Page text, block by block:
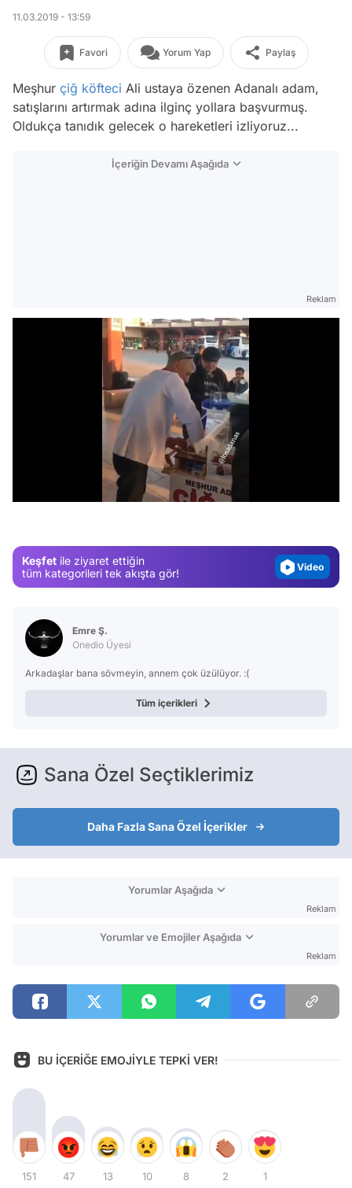
11.03.2019 - 13:59
Favori Yorum Yap Paylaş
Meşhur çiğ köfteci Ali ustaya özenen Adanalı adam,
satışlarını artırmak adına ilginç yollara başvurmuş.
Oldukça tanıdık gelecek o hareketleri izliyoruz...
İçeriğin Devamı Aşağıda
Reklam
Keşfet ile ziyaret ettiğin
tüm kategorileri tek akışta gör!
Video
Emre Ş.
Onedio Üyesi
Arkadaşlar bana sövmeyin, annem çok üzülüyor. :(
Tüm içerikleri
Sana Özel Seçtiklerimiz
Daha Fazla Sana Özel İçerikler
Yorumlar Aşağıda
Reklam
Yorumlar ve Emojiler Aşağıda
Reklam
BU İÇERİĞE EMOJİYLE TEPKİ VER!
151 47 13 10 8 2 1